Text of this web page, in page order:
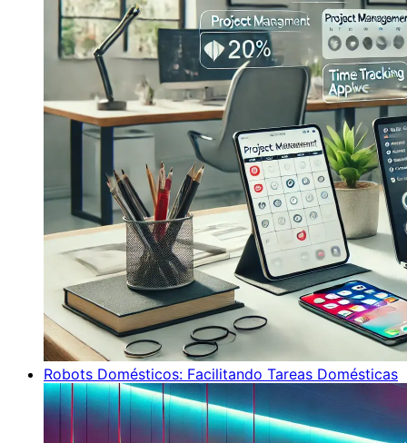
Robots Domésticos: Facilitando Tareas Domésticas